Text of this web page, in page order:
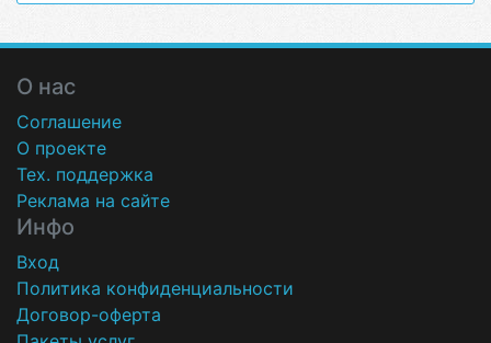
О нас
Соглашение
О проекте
Тех. поддержка
Реклама на сайте
Инфо
Вход
Политика конфиденциальности
Договор-оферта